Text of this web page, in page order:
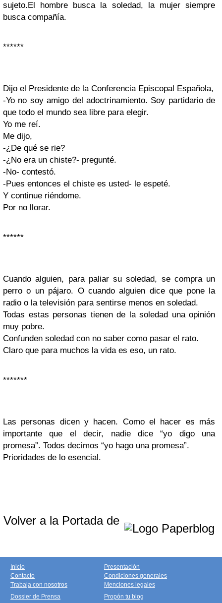
sujeto.El hombre busca la soledad, la mujer siempre
busca compañía.
******
Dijo el Presidente de la Conferencia Episcopal Española,
-Yo no soy amigo del adoctrinamiento. Soy partidario de
que todo el mundo sea libre para elegir.
Yo me reí.
Me dijo,
-¿De qué se rie?
-¿No era un chiste?- pregunté.
-No- contestó.
-Pues entonces el chiste es usted- le espeté.
Y continue riéndome.
Por no llorar.
******
Cuando alguien, para paliar su soledad, se compra un
perro o un pájaro. O cuando alguien dice que pone la
radio o la televisión para sentirse menos en soledad.
Todas estas personas tienen de la soledad una opinión
muy pobre.
Confunden soledad con no saber como pasar el rato.
Claro que para muchos la vida es eso, un rato.
*******
Las personas dicen y hacen. Como el hacer es más
importante que el decir, nadie dice “yo digo una
promesa”. Todos decimos “yo hago una promesa”.
Prioridades de lo esencial.
Volver a la Portada de
Inicio
Contacto
Trabaja con nosotros
Presentación
Condiciones generales
Menciones legales
Dossier de Prensa
Propón tu blog